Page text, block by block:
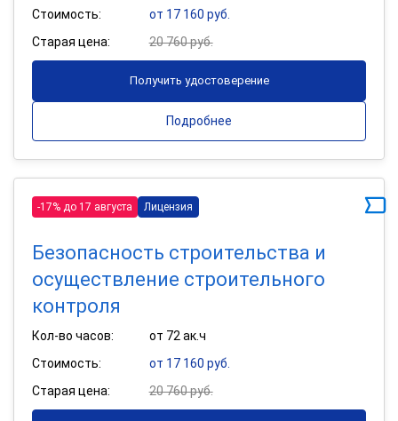
Стоимость:
от 17 160 руб.
Старая цена:
20 760 руб.
Получить удостоверение
Подробнее
-17% до 17 августа Лицензия
Безопасность строительства и
осуществление строительного
контроля
Кол-во часов:
от 72 ак.ч
Стоимость:
от 17 160 руб.
Старая цена:
20 760 руб.